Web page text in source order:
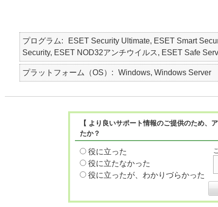
プログラム
ESET Security Ultimate, ESET Smart
Security, ESET NOD32アンチウイルス, ESET Safe
プラットフォーム（OS） Windows, Windows Server
【 より良いサポート情報のご提供のため
たか？
役に立った
役に立たなかった
役に立ったが、わかりづらかった